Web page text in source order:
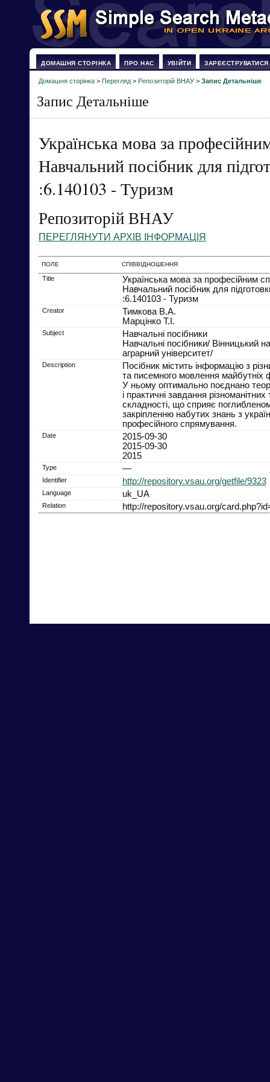
ДОМАШНЯ СТОРІНКА ПРО НАС УВІЙТИ ЗАРЕЄСТРУВАТИСЯ
Домашня сторінка > Перегляд > Репозиторій ВНАУ > Запис Детальніше
Запис Детальніше
Українська мова за
Навчальний посібник для
:6.140103 - Туризм
Репозиторій ВНАУ
ПЕРЕГЛЯНУТИ АРХІВ ІНФОРМАЦІЯ
ПОЛЕ СПІВВІДНОШЕННЯ
Title
Українська мова за професійним
Навчальний посібник для
:6.140103 - Туризм
Creator
Тимкова В.А.
Марцінко Т.І.
Subject
Навчальні посібники
Навчальні посібники/ Вінницький
аграрний університет/
Description
Посібник містить інформацію з
та писемного мовлення майбутніх
У ньому оптимально поєднано
і практичні завдання різноманітних
складності, що сприяє
закріпленню набутих знань з
професійного спрямування.
Date
2015-09-30
2015-09-30
2015
Type —
Identifier http://repository.vsau.org/getfile/9323
Language uk_UA
Relation http://repository.vsau.org/